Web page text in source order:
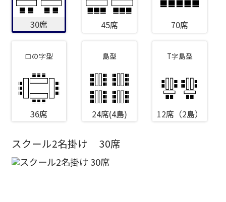
30席 45席 70席
ロの字型
36席
島型
24席(4島)
T字島型
12席（2島）
スクール2名掛け 30席